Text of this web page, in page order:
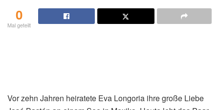
0
Mal geteilt
Vor zehn Jahren heiratete Eva Longoria ihre große Liebe